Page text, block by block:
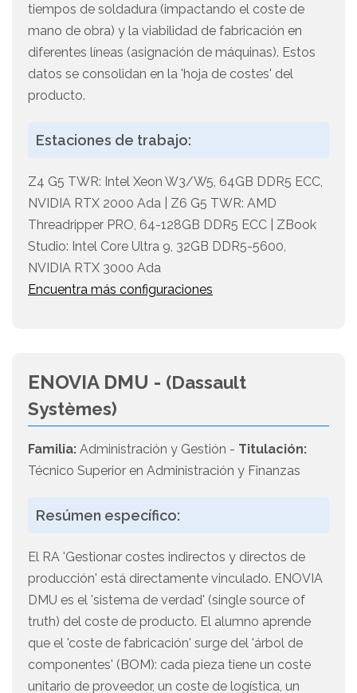
tiempos de soldadura (impactando el coste de
mano de obra) y la viabilidad de fabricación en
diferentes líneas (asignación de máquinas). Estos
datos se consolidan en la 'hoja de costes' del
producto.
Estaciones de trabajo:
Z4 G5 TWR: Intel Xeon W3/W5, 64GB DDR5 ECC,
NVIDIA RTX 2000 Ada | Z6 G5 TWR: AMD
Threadripper PRO, 64-128GB DDR5 ECC | ZBook
Studio: Intel Core Ultra 9, 32GB DDR5-5600,
NVIDIA RTX 3000 Ada
Encuentra más configuraciones
ENOVIA DMU - (Dassault
Systèmes)
Familia: Administración y Gestión - Titulación:
Técnico Superior en Administración y Finanzas
Resúmen específico:
El RA 'Gestionar costes indirectos y directos de
producción' está directamente vinculado. ENOVIA
DMU es el 'sistema de verdad' (single source of
truth) del coste de producto. El alumno aprende
que el 'coste de fabricación' surge del 'árbol de
componentes' (BOM): cada pieza tiene un coste
unitario de proveedor, un coste de logística, un